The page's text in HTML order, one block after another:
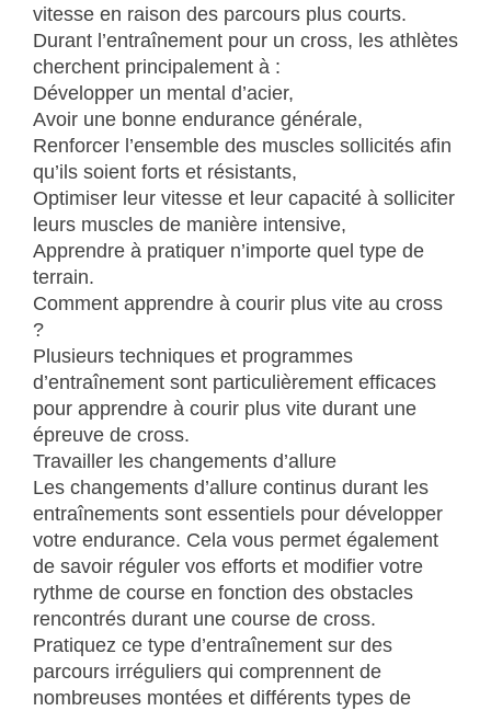
vitesse en raison des parcours plus courts.
Durant l’entraînement pour un cross, les athlètes
cherchent principalement à :
Développer un mental d’acier,
Avoir une bonne endurance générale,
Renforcer l’ensemble des muscles sollicités afin
qu’ils soient forts et résistants,
Optimiser leur vitesse et leur capacité à solliciter
leurs muscles de manière intensive,
Apprendre à pratiquer n’importe quel type de
terrain.
Comment apprendre à courir plus vite au cross
?
Plusieurs techniques et programmes
d’entraînement sont particulièrement efficaces
pour apprendre à courir plus vite durant une
épreuve de cross.
Travailler les changements d’allure
Les changements d’allure continus durant les
entraînements sont essentiels pour développer
votre endurance. Cela vous permet également
de savoir réguler vos efforts et modifier votre
rythme de course en fonction des obstacles
rencontrés durant une course de cross.
Pratiquez ce type d’entraînement sur des
parcours irréguliers qui comprennent de
nombreuses montées et différents types de